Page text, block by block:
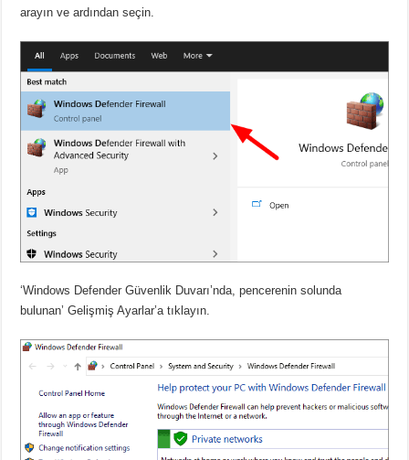
arayın ve ardından seçin.
‘Windows Defender Güvenlik Duvarı’nda, pencerenin solunda
bulunan’ Gelişmiş Ayarlar’a tıklayın.